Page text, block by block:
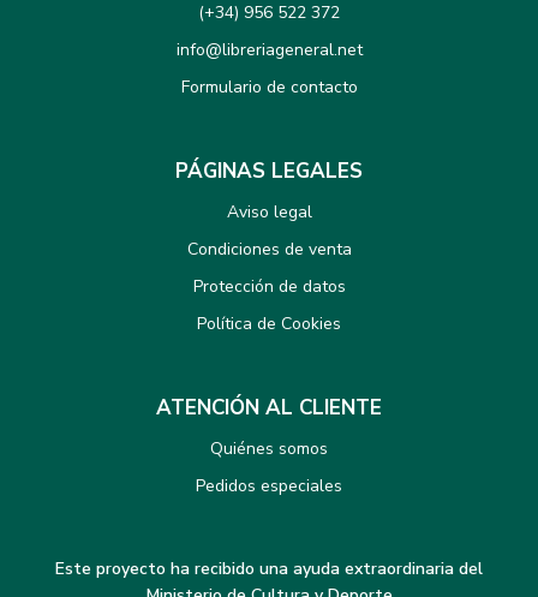
(+34) 956 522 372
info@libreriageneral.net
Formulario de contacto
PÁGINAS LEGALES
Aviso legal
Condiciones de venta
Protección de datos
Política de Cookies
ATENCIÓN AL CLIENTE
Quiénes somos
Pedidos especiales
Este proyecto ha recibido una ayuda extraordinaria del